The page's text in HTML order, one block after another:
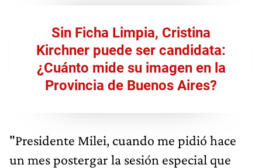
Sin Ficha Limpia, Cristina
Kirchner puede ser candidata:
¿Cuánto mide su imagen en la
Provincia de Buenos Aires?
"Presidente Milei, cuando me pidió hace
un mes postergar la sesión especial que